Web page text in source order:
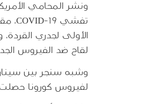
ونشر المحامي
لقاح ضد الفيروس
لفيروس كورونا حصلت بعيد حدث 201